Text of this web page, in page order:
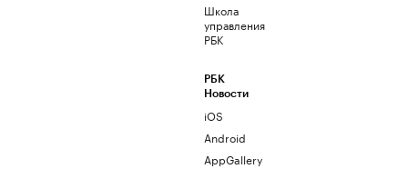
Школа
управления
РБК
РБК
Новости
iOS
Android
AppGallery